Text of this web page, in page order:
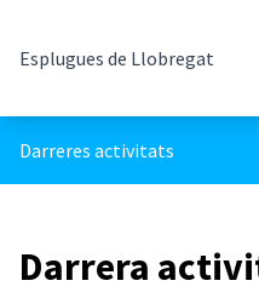
Esplugues de Llobregat
Darreres activitats
Darrera